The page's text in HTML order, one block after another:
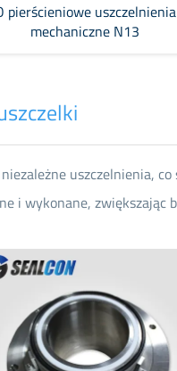
pierścieniowe uszczelnienia
mechaniczne N13
uszczelnienia,
i wykonane,